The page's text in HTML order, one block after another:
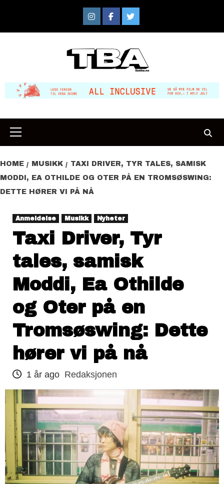
content
InstagramFacebook
Twitter
Primary
Menu
HOME MUSIKK
TAXI DRIVER, TYR TALES, SAMISK
MODDI, EA OTHILDE OG OTER PÅ EN TROMSØSWING:
DETTE HØRER VI PÅ NÅ
Anmeldelse Musikk Nyheter
Taxi Driver, Tyr
tales, samisk
Moddi, Ea Othilde
og Oter på en
Tromsøswing: Dette
hører vi på nå
1 år ago Redaksjonen